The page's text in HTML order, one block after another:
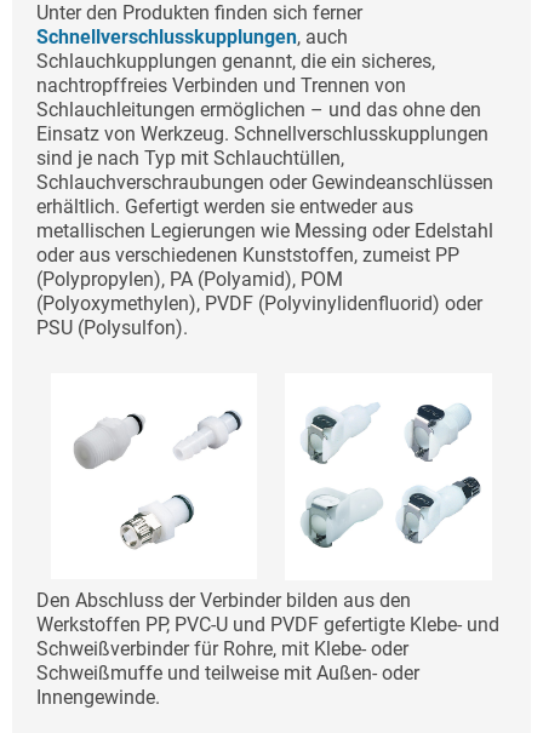
Unter den Produkten finden sich ferner
Schnellverschlusskupplungen, auch
Schlauchkupplungen genannt, die ein sicheres,
nachtropffreies Verbinden und Trennen von
Schlauchleitungen ermöglichen – und das ohne den
Einsatz von Werkzeug. Schnellverschlusskupplungen
sind je nach Typ mit Schlauchtüllen,
Schlauchverschraubungen oder Gewindeanschlüssen
erhältlich. Gefertigt werden sie entweder aus
metallischen Legierungen wie Messing oder Edelstahl
oder aus verschiedenen Kunststoffen, zumeist PP
(Polypropylen), PA (Polyamid), POM
(Polyoxymethylen), PVDF (Polyvinylidenfluorid) oder
PSU (Polysulfon).
Den Abschluss der Verbinder bilden aus den
Werkstoffen PP, PVC-U und PVDF gefertigte Klebe- und
Schweißverbinder für Rohre, mit Klebe- oder
Schweißmuffe und teilweise mit Außen- oder
Innengewinde.